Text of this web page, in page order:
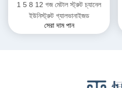
1 5 8 12 গজ মেটাল স্ট্রুট চ্যানেল
ইউনিস্ট্রুট গ্যালভানাইজড
সেরা দাম পান